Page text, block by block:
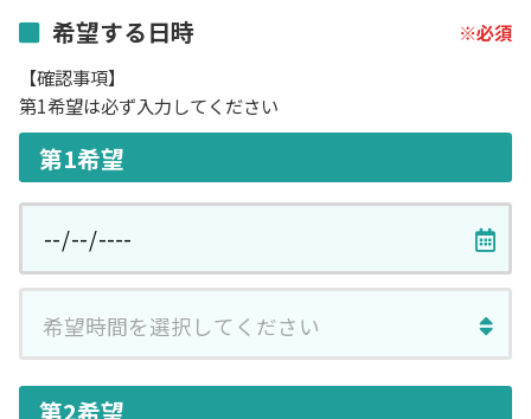
希望する日時
【確認事項】
第1希望は必ず入力してください
第1希望
第2希望